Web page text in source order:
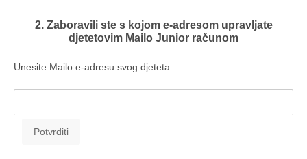
2. Zaboravili ste s kojom e-adresom upravljate
djetetovim Mailo Junior računom
Unesite Mailo e-adresu svog djeteta: